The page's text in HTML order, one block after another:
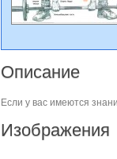
Описание
Если у вас имеются
Изображения